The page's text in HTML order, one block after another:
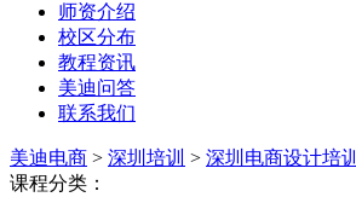
师资介绍
校区分布
教程资讯
美迪问答
联系我们
美迪电商 > 深圳培训 > 深圳电商设计培训
课程分类：